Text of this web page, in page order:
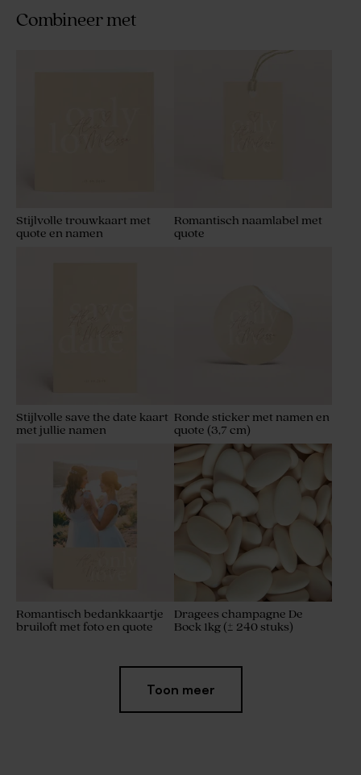
Combineer met
Stijlvolle trouwkaart met
quote en namen
Romantisch naamlabel met
quote
Stijlvolle save the date kaart
met jullie namen
Ronde sticker met namen en
quote (3,7 cm)
Romantisch bedankkaartje
bruiloft met foto en quote
Dragees champagne De
Bock 1kg (± 240 stuks)
Toon meer